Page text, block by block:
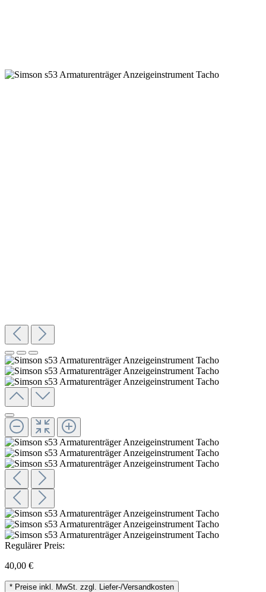
Regulärer Preis:
40,00 €
* Preise inkl. MwSt. zzgl. Liefer-/Versandkosten